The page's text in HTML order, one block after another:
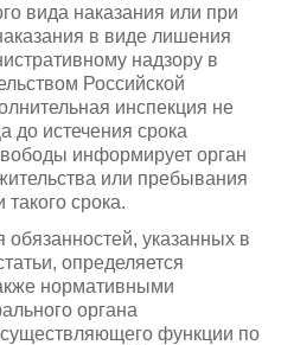
вида наказания или при
в виде лишения
надзору в
Российской
инспекция не
до истечения срока
информирует орган
или пребывания
срока.
указанных в
определяется
нормативными
органа
функции по